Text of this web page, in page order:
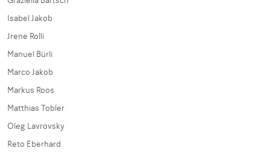
Isabel Jakob
Jrene Rolli
Manuel Bürli
Marco Jakob
Markus Roos
Matthias Tobler
Oleg Lavrovsky
Reto Eberhard